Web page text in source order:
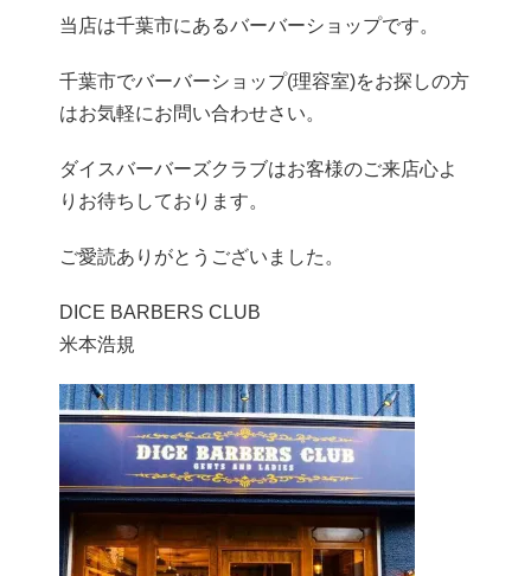
当店は千葉市にあるバーバーショップです。
千葉市でバーバーショップ(理容室)をお探しの方
はお気軽にお問い合わせさい。
ダイスバーバーズクラブはお客様のご来店心よ
りお待ちしております。
ご愛読ありがとうございました。
DICE BARBERS CLUB
米本浩規